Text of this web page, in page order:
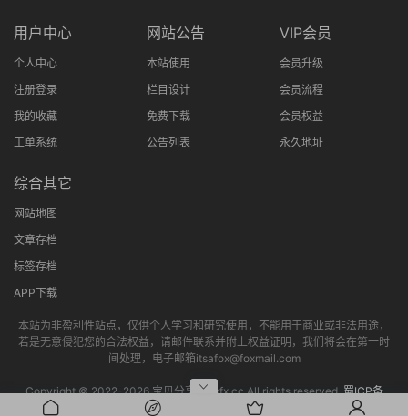
用户中心
个人中心
注册登录
我的收藏
工单系统
网站公告
本站使用
栏目设计
免费下载
公告列表
VIP会员
会员升级
会员流程
会员权益
永久地址
综合其它
网站地图
文章存档
标签存档
APP下载
本站为非盈利性站点，仅供个人学习和研究使用，不能用于商业或非法用途，
若是无意侵犯您的合法权益，请邮件联系并附上权益证明，我们将会在第一时
间处理，电子邮箱itsafox@foxmail.com
Copyright © 2022-2026 宝贝分享网bbfx.cc All rights reserved.蜀ICP备
2022013802号-4